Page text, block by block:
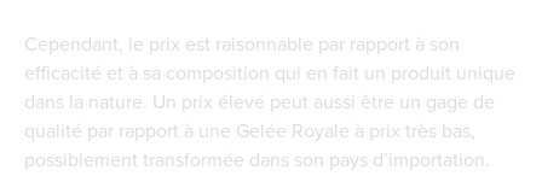
Cependant, le prix est raisonnable par rapport à son
efficacité et à sa composition qui en fait un produit unique
dans la nature. Un prix élevé peut aussi être un gage de
qualité par rapport à une Gelée Royale à prix très bas,
possiblement transformée dans son pays d’importation.